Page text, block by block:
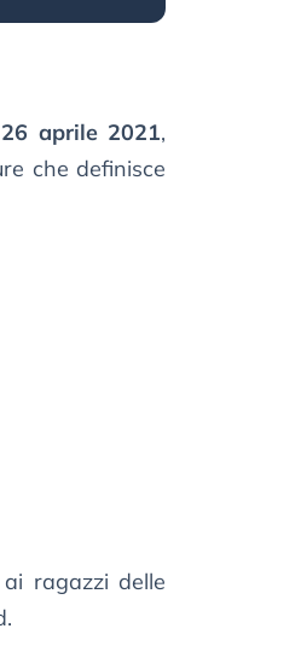
26 aprile 2021,
che definisce
ragazzi delle